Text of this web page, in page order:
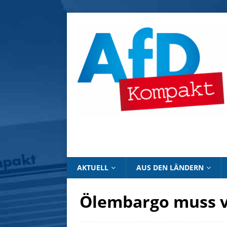
AKTUELL AUS DEN LÄNDERN
Ölembargo muss